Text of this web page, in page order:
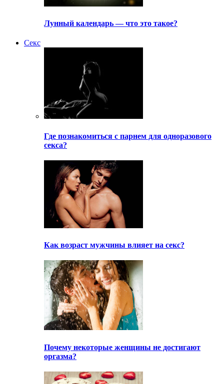
Лунный календарь — что это такое?
Секс
Где познакомиться с парнем для одноразового
секса?
Как возраст мужчины влияет на секс?
Почему некоторые женщины не достигают
оргазма?